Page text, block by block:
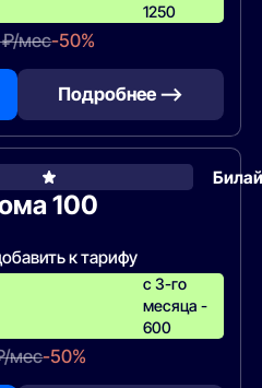
1250
₽/мес-50%
Подробнее —>
100
к тарифу
с 3-го
месяца -
600
мес-50%